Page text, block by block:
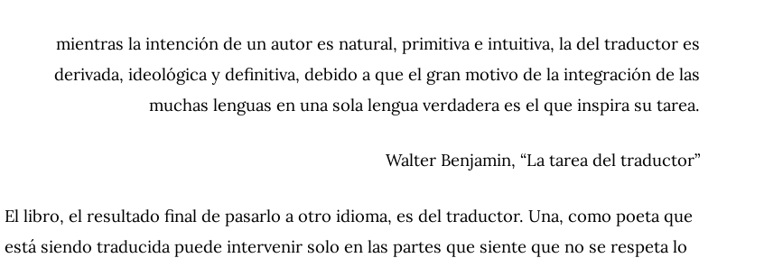
mientras la intención de un autor es natural, primitiva e intuitiva, la del traductor es
derivada, ideológica y definitiva, debido a que el gran motivo de la integración de las
muchas lenguas en una sola lengua verdadera es el que inspira su tarea.
Walter Benjamin, “La tarea del traductor”
El libro, el resultado final de pasarlo a otro idioma, es del traductor. Una, como poeta que
está siendo traducida puede intervenir solo en las partes que siente que no se respeta lo